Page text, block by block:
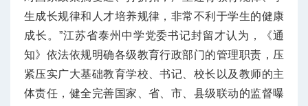
生成长规律和人才培养规律，非常不利于学生的健康
成长。”江苏省泰州中学党委书记封留才认为，《通
知》依法依规明确各级教育行政部门的管理职责，压
紧压实广大基础教育学校、书记、校长以及教师的主
体责任，健全完善国家、省、市、县级联动的监督曝